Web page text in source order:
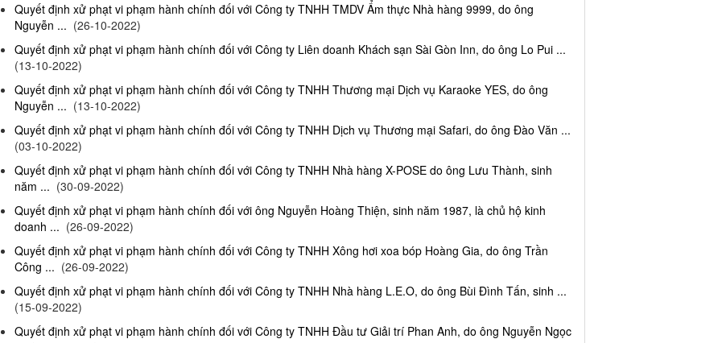
Quyết định xử phạt vi phạm hành chính đối với Công ty TNHH TMDV Ẩm thực Nhà hàng 9999, do ông
Nguyễn ... (26-10-2022)
Quyết định xử phạt vi phạm hành chính đối với Công ty Liên doanh Khách sạn Sài Gòn Inn, do ông Lo Pui ...
(13-10-2022)
Quyết định xử phạt vi phạm hành chính đối với Công ty TNHH Thương mại Dịch vụ Karaoke YES, do ông
Nguyễn ... (13-10-2022)
Quyết định xử phạt vi phạm hành chính đối với Công ty TNHH Dịch vụ Thương mại Safari, do ông Đào Văn ...
(03-10-2022)
Quyết định xử phạt vi phạm hành chính đối với Công ty TNHH Nhà hàng X-POSE do ông Lưu Thành, sinh
năm ... (30-09-2022)
Quyết định xử phạt vi phạm hành chính đối với ông Nguyễn Hoàng Thiện, sinh năm 1987, là chủ hộ kinh
doanh ... (26-09-2022)
Quyết định xử phạt vi phạm hành chính đối với Công ty TNHH Xông hơi xoa bóp Hoàng Gia, do ông Trần
Công ... (26-09-2022)
Quyết định xử phạt vi phạm hành chính đối với Công ty TNHH Nhà hàng L.E.O, do ông Bùi Đình Tấn, sinh ...
(15-09-2022)
Quyết định xử phạt vi phạm hành chính đối với Công ty TNHH Đầu tư Giải trí Phan Anh, do ông Nguyễn Ngọc